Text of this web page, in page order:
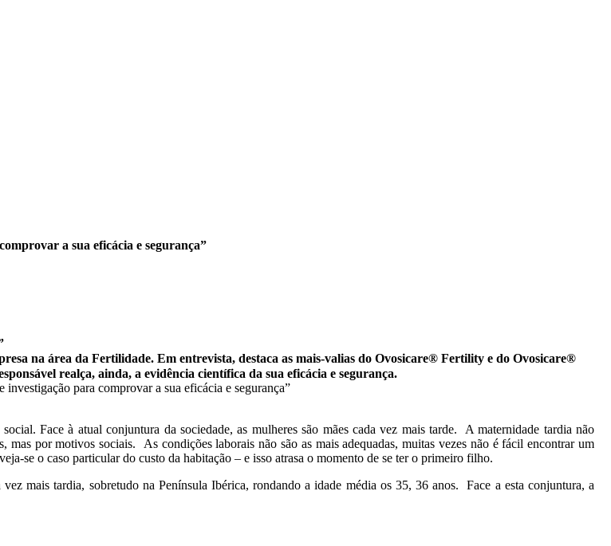
a sua eficácia e segurança”
na área da Fertilidade. Em entrevista, destaca as mais-valias do Ovosicare® Fertility e do Ovosicare®
realça, ainda, a evidência científica da sua eficácia e segurança.
Face à atual conjuntura da sociedade, as mulheres são mães cada vez mais tarde. A maternidade tardia não
por motivos sociais. As condições laborais não são as mais adequadas, muitas vezes não é fácil encontrar um
se o caso particular do custo da habitação – e isso atrasa o momento de se ter o primeiro filho.
mais tardia, sobretudo na Península Ibérica, rondando a idade média os 35, 36 anos. Face a esta conjuntura, a